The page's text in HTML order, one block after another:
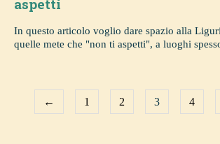
aspetti
In questo articolo voglio dare spazio alla
quelle mete che "non ti aspetti", a luoghi
← 1 2 3 4